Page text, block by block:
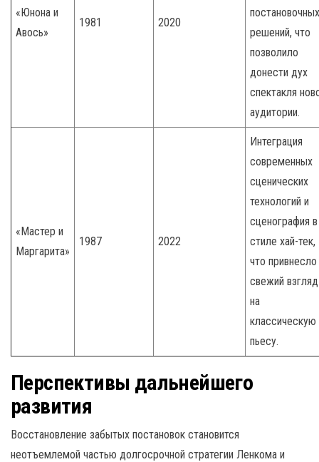
«Юнона и
Авось»
1981 2020
постановочных
решений, что
позволило
донести дух
спектакля
аудитории.
«Мастер и
Маргарита»
1987 2022
Интеграция
современных
сценических
технологий и
сценография в
стиле хай-тек,
что привнесло
свежий взгляд
на
классическую
пьесу.
Перспективы дальнейшего
развития
Восстановление забытых постановок становится
неотъемлемой частью долгосрочной стратегии Ленкома и